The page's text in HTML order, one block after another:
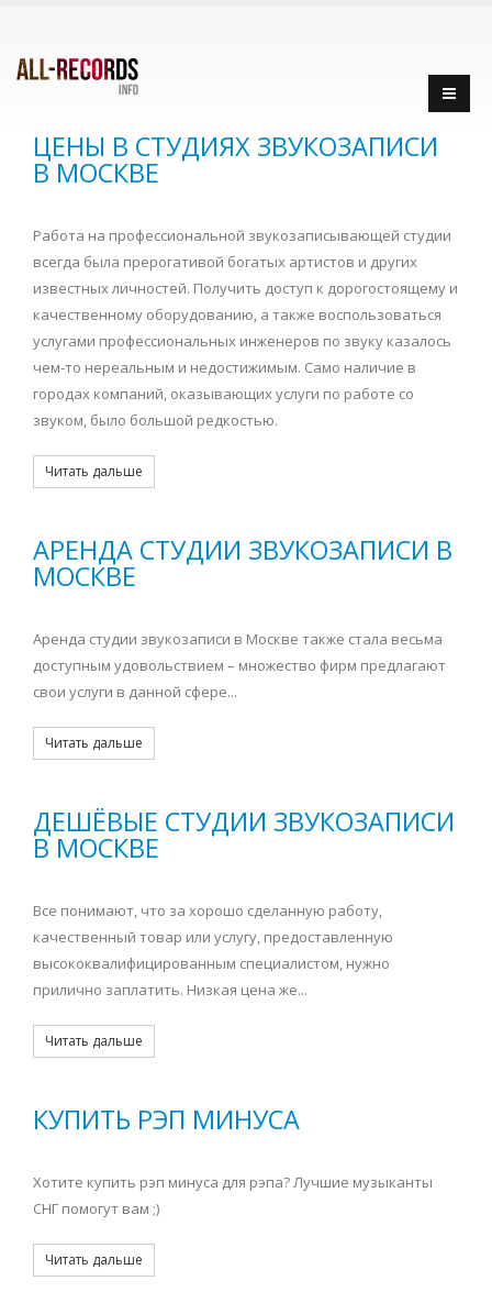
ЦЕНЫ В СТУДИЯХ ЗВУКОЗАПИСИ
В МОСКВЕ
Работа на профессиональной звукозаписывающей студии
всегда была прерогативой богатых артистов и других
известных личностей. Получить доступ к дорогостоящему и
качественному оборудованию, а также воспользоваться
услугами профессиональных инженеров по звуку казалось
чем-то нереальным и недостижимым. Само наличие в
городах компаний, оказывающих услуги по работе со
звуком, было большой редкостью.
Читать дальше
АРЕНДА СТУДИИ ЗВУКОЗАПИСИ В
МОСКВЕ
Аренда студии звукозаписи в Москве также стала весьма
доступным удовольствием – множество фирм предлагают
свои услуги в данной сфере...
Читать дальше
ДЕШЁВЫЕ СТУДИИ ЗВУКОЗАПИСИ
В МОСКВЕ
Все понимают, что за хорошо сделанную работу,
качественный товар или услугу, предоставленную
высококвалифицированным специалистом, нужно
прилично заплатить. Низкая цена же...
Читать дальше
КУПИТЬ РЭП МИНУСА
Хотите купить рэп минуса для рэпа? Лучшие музыканты
СНГ помогут вам ;)
Читать дальше